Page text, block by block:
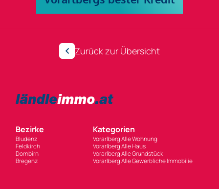
Zurück zur Übersicht
Bezirke
Bludenz
Feldkirch
Dornbirn
Bregenz
Kategorien
Vorarlberg Alle Wohnung
Vorarlberg Alle Haus
Vorarlberg Alle Grundstück
Vorarlberg Alle Gewerbliche Immobilie